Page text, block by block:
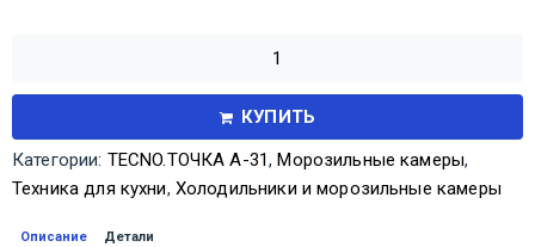
КУПИТЬ
Категории: TECNO.ТОЧКА А-31,Морозильные камеры,
Техника для кухни, Холодильники и морозильные камеры
Описание Детали